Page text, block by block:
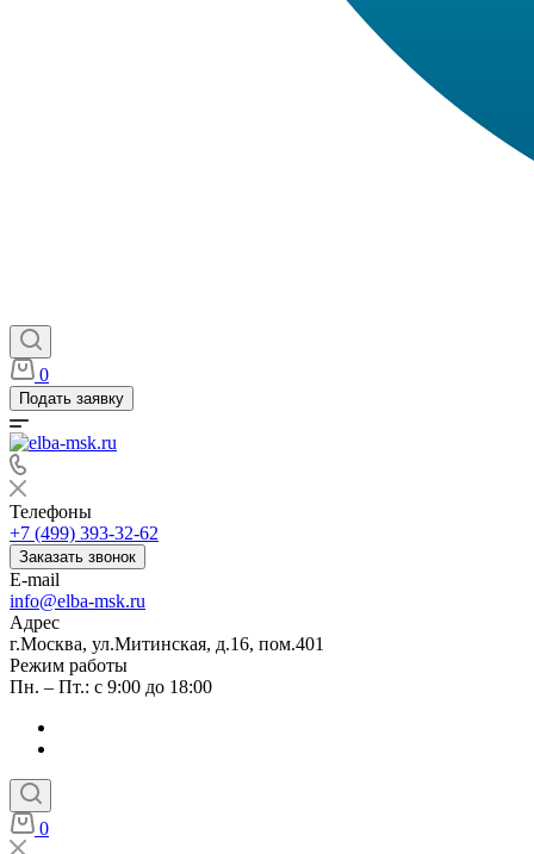
0
Подать заявку
Телефоны
+7 (499) 393-32-62
Заказать звонок
E-mail
info@elba-msk.ru
Адрес
г.Москва, ул.Митинская, д.16, пом.401
Режим работы
Пн. – Пт.: с 9:00 до 18:00
0